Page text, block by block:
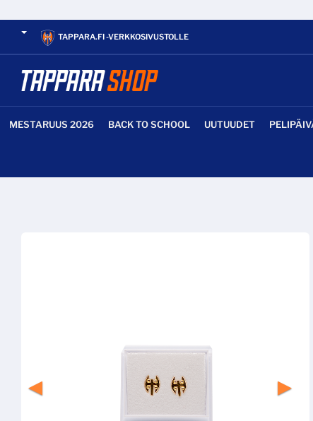
TAPPARA.FI -VERKKOSIVUSTOLLE
MESTARUUS 2026 BACK TO SCHOOL UUTUUDET